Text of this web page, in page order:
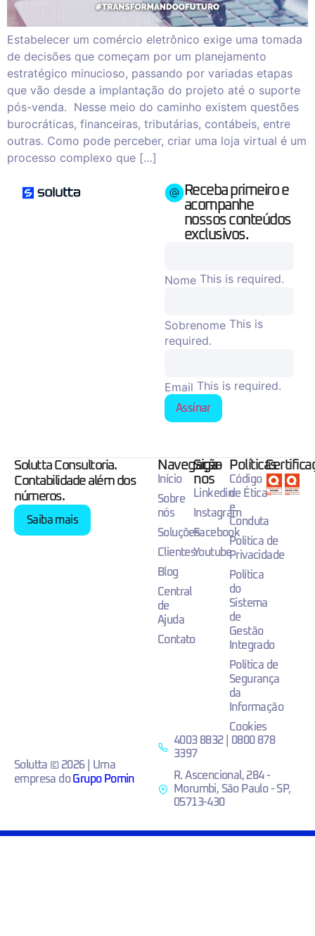
Estabelecer um comércio eletrônico exige uma tomada
de decisões que começam por um planejamento
estratégico minucioso, passando por variadas etapas
que vão desde a implantação do projeto até o suporte
pós-venda. Nesse meio do caminho existem questões
burocráticas, financeiras, tributárias, contábeis, entre
outras. Como pode perceber, criar uma loja virtual é um
processo complexo que […]
Receba primeiro e
acompanhe
nossos conteúdos
exclusivos.
Nome This is required.
Sobrenome This is
required.
Email This is required.
Assinar
Solutta Consultoria.
Contabilidade além dos
números.
Saiba mais
Navegação
Início
Sobre
nós
Soluções
Clientes
Blog
Central
de
Ajuda
Contato
Siga-
nos
Linkedin
Instagram
Facebook
Youtube
Políticas
Código
de Ética
e
Conduta
Política de
Privacidade
Política
do
Sistema
de
Gestão
Integrado
Política de
Segurança
da
Informação
Cookies
Solutta © 2026 | Uma
empresa doGrupo Pomin
4003 8832 | 0800 878
3397
R. Ascencional, 284 -
Morumbi, São Paulo - SP,
05713-430